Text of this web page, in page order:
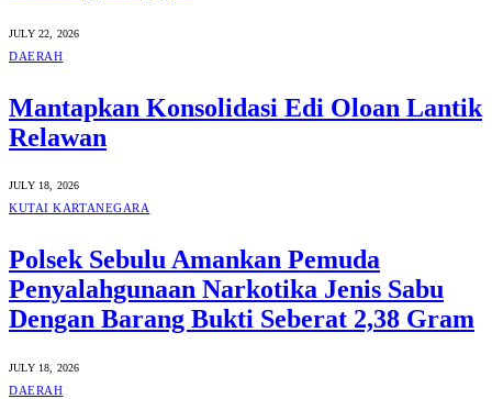
JULY 22, 2026
DAERAH
Mantapkan Konsolidasi Edi Oloan Lantik
Relawan
JULY 18, 2026
KUTAI KARTANEGARA
Polsek Sebulu Amankan Pemuda
Penyalahgunaan Narkotika Jenis Sabu
Dengan Barang Bukti Seberat 2,38 Gram
JULY 18, 2026
DAERAH